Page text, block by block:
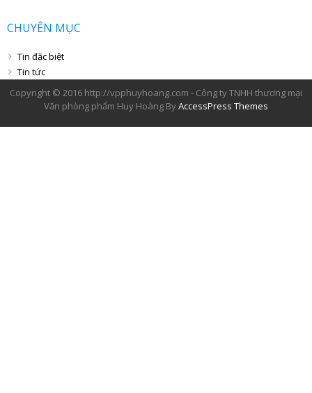
CHUYÊN MỤC
Tin đặc biệt
Tin tức
Copyright © 2016 http://vpphuyhoang.com - Công ty TNHH thương mại
Văn phòng phẩm Huy Hoàng ByAccessPress Themes